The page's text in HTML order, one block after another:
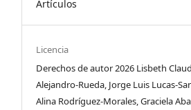
Artículos
Licencia
Derechos de autor 2026 Lisbeth
Alejandro-Rueda, Jorge Luis Lucas-
Alina Rodríguez-Morales, Graciela